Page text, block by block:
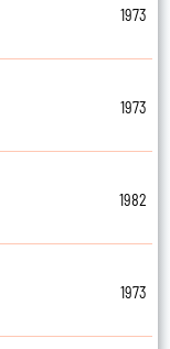
1973
1973
1982
1973